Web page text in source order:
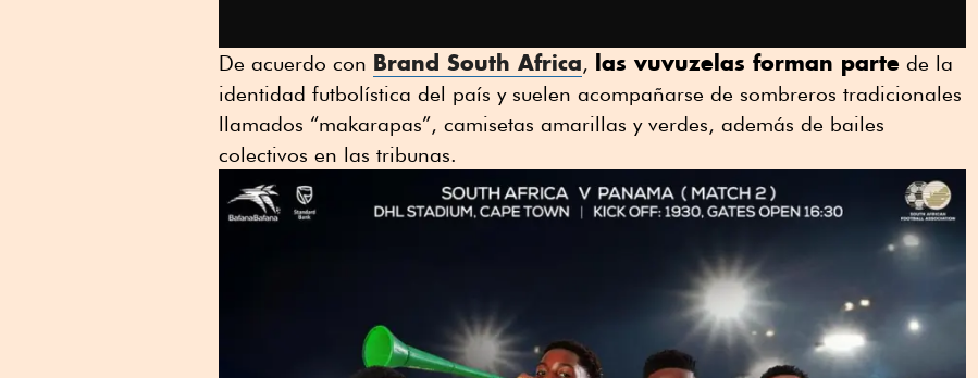
De acuerdo con Brand South Africa, las vuvuzelas forman parte de la
identidad futbolística del país y suelen acompañarse de sombreros tradicionales
llamados “makarapas”, camisetas amarillas y verdes, además de bailes
colectivos en las tribunas.